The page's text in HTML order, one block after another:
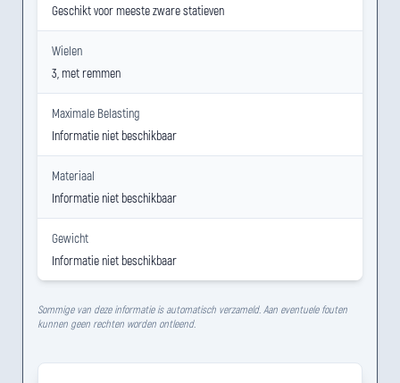
Geschikt voor meeste zware statieven
Wielen
3, met remmen
Maximale Belasting
Informatie niet beschikbaar
Materiaal
Informatie niet beschikbaar
Gewicht
Informatie niet beschikbaar
Sommige van deze informatie is automatisch verzameld. Aan eventuele fouten
kunnen geen rechten worden ontleend.